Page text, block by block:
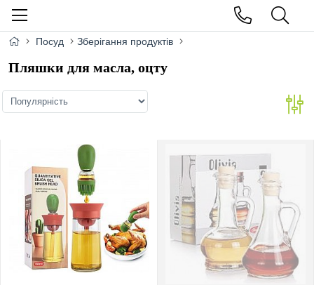
Посуд Зберігання продуктів
Пляшки для масла, оцту